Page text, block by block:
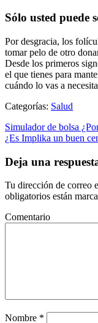
Sólo usted puede
Por desgracia, los
tomar pelo de otro
Desde los primeros
el que tienes para
cuándo lo vas a
Categorías: Salud
Simulador de bolsa
¿Es Implika un buen
Deja una
Tu dirección de correo
obligatorios están
Comentario
Nombre *